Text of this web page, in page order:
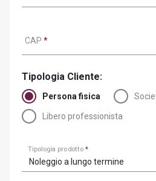
CAP *
Tipologia Cliente:
Persona fisica
Libero professionista
Tipologia prodotto*
Noleggio a lungo termine